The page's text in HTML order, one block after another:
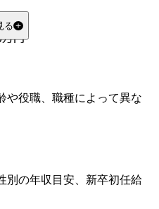
いる
多い
収が構成される
される
比較
る
円
や役職、職種によって異な
別の年収目安、新卒初任給